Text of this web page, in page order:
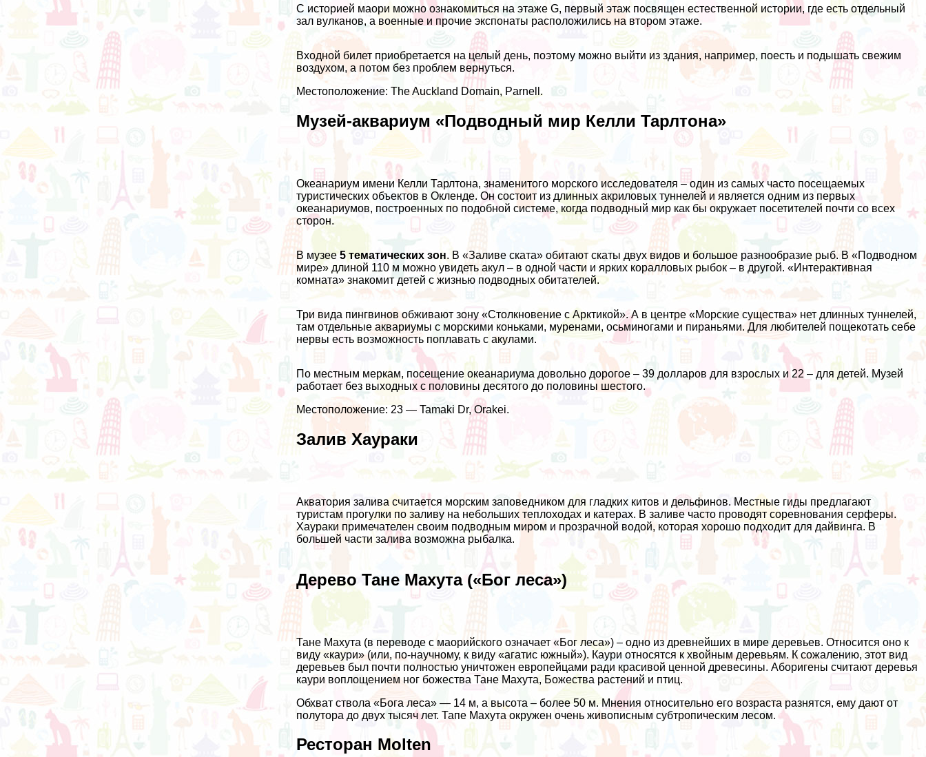
С историей маори можно ознакомиться на этаже G, первый этаж посвящен естественной истории, где есть отдельный
зал вулканов, а военные и прочие экспонаты расположились на втором этаже.
Входной билет приобретается на целый день, поэтому можно выйти из здания, например, поесть и подышать свежим
воздухом, а потом без проблем вернуться.
Местоположение: The Auckland Domain, Parnell.
Музей-аквариум «Подводный мир Келли Тарлтона»
Океанариум имени Келли Тарлтона, знаменитого морского исследователя – один из самых часто посещаемых
туристических объектов в Окленде. Он состоит из длинных акриловых туннелей и является одним из первых
океанариумов, построенных по подобной системе, когда подводный мир как бы окружает посетителей почти со всех
сторон.
В музее5 тематических зон. В «Заливе ската» обитают скаты двух видов и большое разнообразие рыб. В «Подводном
мире» длиной 110 м можно увидеть акул – в одной части и ярких коралловых рыбок – в другой. «Интерактивная
комната» знакомит детей с жизнью подводных обитателей.
Три вида пингвинов обживают зону «Столкновение с Арктикой». А в центре «Морские существа» нет длинных туннелей,
там отдельные аквариумы с морскими коньками, муренами, осьминогами и пираньями. Для любителей пощекотать себе
нервы есть возможность поплавать с акулами.
По местным меркам, посещение океанариума довольно дорогое – 39 долларов для взрослых и 22 – для детей. Музей
работает без выходных с половины десятого до половины шестого.
Местоположение: 23 — Tamaki Dr, Orakei.
Залив Хаураки
Акватория залива считается морским заповедником для гладких китов и дельфинов. Местные гиды предлагают
туристам прогулки по заливу на небольших теплоходах и катерах. В заливе часто проводят соревнования серферы.
Хаураки примечателен своим подводным миром и прозрачной водой, которая хорошо подходит для дайвинга. В
большей части залива возможна рыбалка.
Дерево Тане Махута («Бог леса»)
Тане Махута (в переводе с маорийского означает «Бог леса») – одно из древнейших в мире деревьев. Относится оно к
виду «каури» (или, по-научному, к виду «агатис южный»). Каури относятся к хвойным деревьям. К сожалению, этот вид
деревьев был почти полностью уничтожен европейцами ради красивой ценной древесины. Аборигены считают деревья
каури воплощением ног божества Тане Махута, Божества растений и птиц.
Обхват ствола «Бога леса» — 14 м, а высота – более 50 м. Мнения относительно его возраста разнятся, ему дают от
полутора до двух тысяч лет. Тапе Махута окружен очень живописным субтропическим лесом.
Ресторан Molten